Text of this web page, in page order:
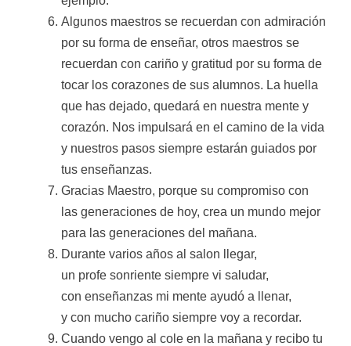
Algunos maestros se recuerdan con admiración
por su forma de enseñar, otros maestros se
recuerdan con cariño y gratitud por su forma de
tocar los corazones de sus alumnos. La huella
que has dejado, quedará en nuestra mente y
corazón. Nos impulsará en el camino de la vida
y nuestros pasos siempre estarán guiados por
tus enseñanzas.
Gracias Maestro, porque su compromiso con
las generaciones de hoy, crea un mundo mejor
para las generaciones del mañana.
Durante varios años al salon llegar,
un profe sonriente siempre vi saludar,
con enseñanzas mi mente ayudó a llenar,
y con mucho cariño siempre voy a recordar.
Cuando vengo al cole en la mañana y recibo tu